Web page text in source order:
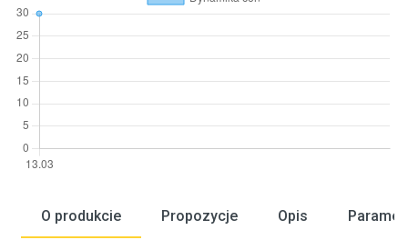
O produkcie Propozycje Opis